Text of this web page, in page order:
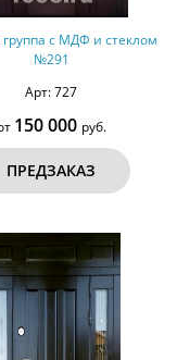
с МДФ и стеклом
№291
Арт: 727
150 000 руб.
ПРЕДЗАКАЗ